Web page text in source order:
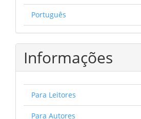
Português
Informações
Para Leitores
Para Autores